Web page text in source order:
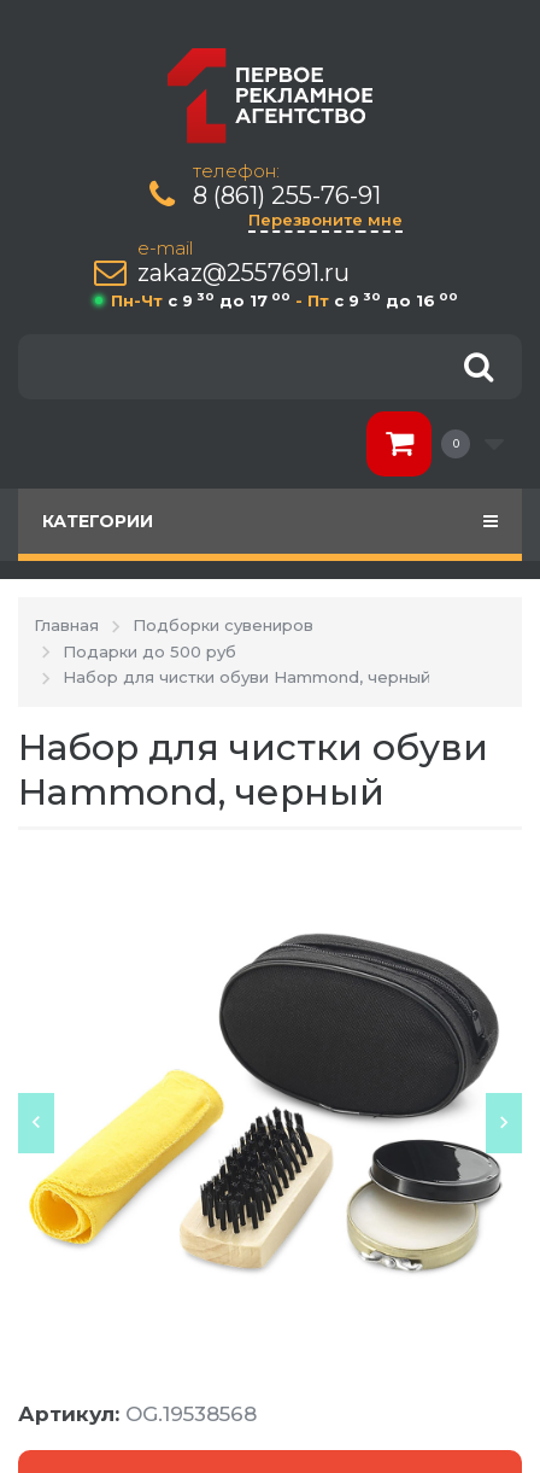
телефон:
8 (861) 255-76-91
Перезвоните мне
e-mail
zakaz@2557691.ru
Пн-Чт c 9 30 до 17 00 - Пт c 9 30 до 16 00
0
КАТЕГОРИИ
Главная
Подборки сувениров
Подарки до 500 руб
Набор для чистки обуви Hammond, черный
Набор для чистки обуви
Hammond, черный
Артикул: OG.19538568